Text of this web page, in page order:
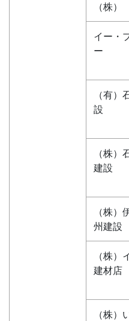
（株）
イー・
ー
（有）
設
（株）
建設
（株）
州建設
（株）
建材店
（株）